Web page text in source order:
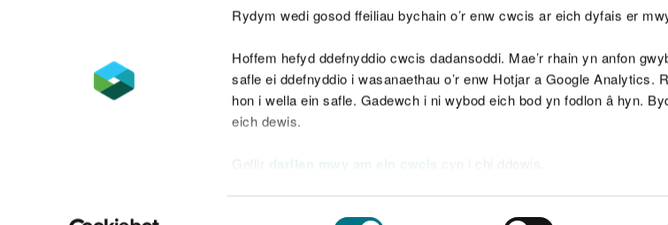
Rydym wedi gosod ffeiliau bychain o’r enw cwcis ar eich dyfais er
Hoffem hefyd ddefnyddio cwcis dadansoddi. Mae’r rhain yn anfon
safle ei ddefnyddio i wasanaethau o’r enw Hotjar a Google Analytics.
hon i wella ein safle. Gadewch i ni wybod eich bod yn fodlon â hyn.
eich dewis.
darllen mwy am ein cwcis
Datganiad hygyrchedd Safonau'r Gymraeg
Datganiad caethwasiaeth fodern